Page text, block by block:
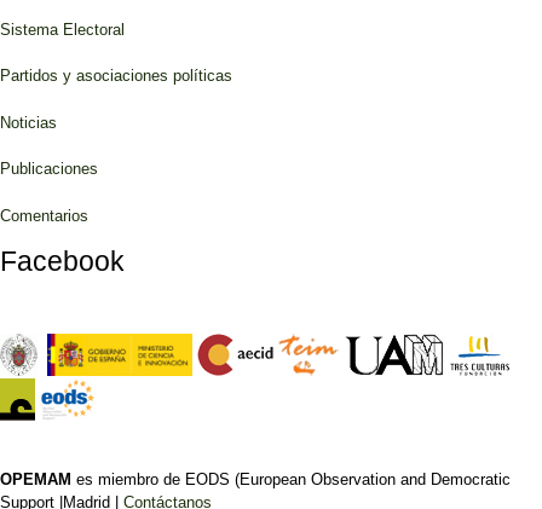
Sistema Electoral
Partidos y asociaciones políticas
Noticias
Publicaciones
Comentarios
Facebook
OPEMAM es miembro de EODS (European Observation and Democratic
Support |Madrid | Contáctanos